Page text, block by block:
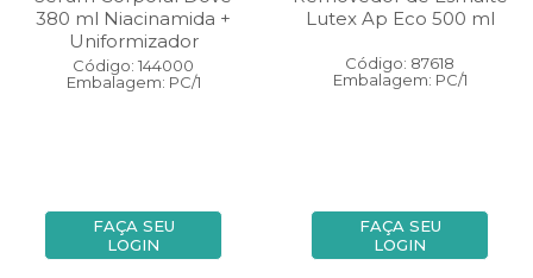
380 ml Niacinamida +
Uniformizador
Código: 144000
Embalagem: PC/1
FAÇA SEU
LOGIN
Lutex Ap Eco 500 ml
Código: 87618
Embalagem: PC/1
FAÇA SEU
LOGIN